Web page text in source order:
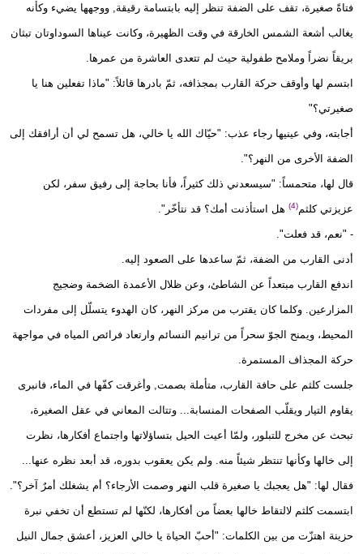
فتاةً صغيرة، تقف على الضفة تنظر إليه بابتسامة رقيقة, ووجهها يضيء وكأنه
يغالب أشعة الشمس الخارقة في وقت الظهيرة، وكانت عيناها السوداوتان تبثان
بريقاً نضراً وملامح طفولية حيث لم تتعدى العاشرة من عمرها.
ابتسم لها وأوقف حركة القارب بمجذافه، ثمّ بادرها قائلاً: "ماذا تفعلين هنا يا
صغيرتي؟"
أجابته، وفي عينيها رجاء عذب: "حيّاك الله يا خالي، هل تسمح لي أن أرافقك إلى
الضفة الأخرى من النهر؟".
قال لها، متحمساً: "سيسعدني ذلك كثيراً، فأنا بحاجة إلى رفيق سفر، لكن
عزيزتي كلثم(4) هل استأذنت أمك؟ قد نتأخّر".
- "نعم، قد فعلت".
أدنى القارب من الضفة، ثمّ ساعدها على الصعود إليه.
اندفع القارب مبتعداً عن الشاطئ، وعن ظلال الأعمدة الضخمة وضجيج
المزارعين. وكلما كان يقترب من مركز النهر، كان الهدوء يتسلّل إلى مفردات
المحيط، ويمنح الجوّ سحراً من ترانيم النسائم وارتعاد فرائص المياه في مواجهة
حركة المجذاف المستمرة.
جلست كلثم على حافة القارب، متأملة بصمت, وأغرقت كفّها في الماء، فانبرى
يقاوم التيار ويقلّب الصفحات المنسابة... وتتالت المعاني في عقل الصغيرة،
تبحث عن مخرج للتبلور، ولمّا أعيت الحيل بتساؤلاتها واجتماع أفكارها، نظرت
إلى خالها وكأنها تنتظر شيئاً منه. ولم يكن يعقوب بدوره، قد أبعد نظره عنها...
فقال لها: "هل يعجبك يا صغيرة قلب النهر وصمت الأرجاء؟ أم يشغلك أمرٌ آخر؟".
ابتسمت كلثم لالتقاط خالها بعضاً من أفكارها، لكنّها لم تستطع أن تخفي نبرة
حزينة اهتزّت من بين الكلمات: "أحبّ الحياة يا خالي العزيز، أعشق جمال النيل